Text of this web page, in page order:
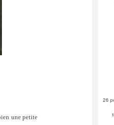
une petite
26